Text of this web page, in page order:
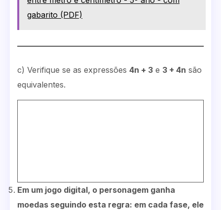
gabarito (PDF)
c) Verifique se as expressões 4n + 3 e 3 + 4n são
equivalentes.
Em um jogo digital, o personagem ganha
moedas seguindo esta regra: em cada fase, ele